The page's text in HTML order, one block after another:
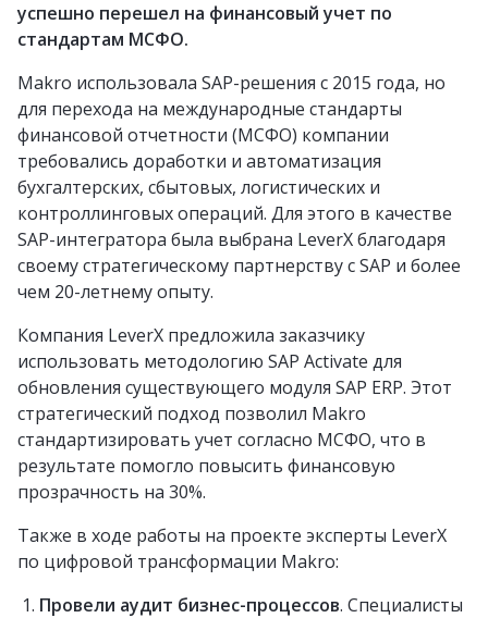
успешно перешел на финансовый учет по
стандартам МСФО.
Makro использовала SAP-решения с 2015 года, но
для перехода на международные стандарты
финансовой отчетности (МСФО) компании
требовались доработки и автоматизация
бухгалтерских, сбытовых, логистических и
контроллинговых операций. Для этого в качестве
SAP-интегратора была выбрана LeverX благодаря
своему стратегическому партнерству с SAP и более
чем 20-летнему опыту.
Компания LeverX предложила заказчику
использовать методологию SAP Activate для
обновления существующего модуля SAP ERP. Этот
стратегический подход позволил Makro
стандартизировать учет согласно МСФО, что в
результате помогло повысить финансовую
прозрачность на 30%.
Также в ходе работы на проекте эксперты LeverX
по цифровой трансформации Makro:
Провели аудит бизнес-процессов. Специалисты